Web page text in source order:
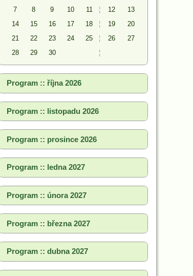
7
8 9 10 11 ¦ 12
13
14
15 16 17 18 ¦ 19
20
21
22 23 24 25 ¦ 26
27
28
29 30 ¦
Program :: října 2026
Program :: listopadu 2026
Program :: prosince 2026
Program :: ledna 2027
Program :: února 2027
Program :: března 2027
Program :: dubna 2027